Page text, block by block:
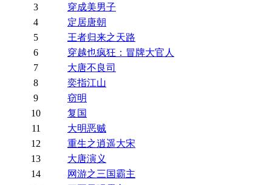
3
穿成美男子
4
定居唐朝
5
王者归来之天路
6
穿越也疯狂：冒牌大官人
7
大唐不良司
8
奕指江山
9
窃明
10
复国
11
大明恶贼
12
重生之逍遥大宋
13
大唐演义
14
网游之三国霸主